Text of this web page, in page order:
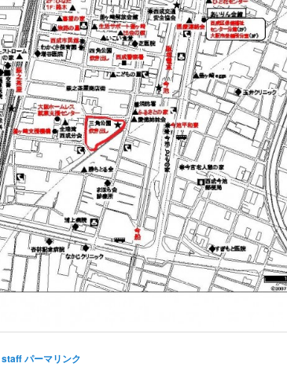
staffパーマリンク